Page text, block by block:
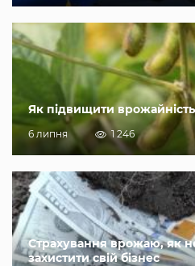
Як підвищити врожайність
6 липня 1 246
Страхування врожаю, як
захистити свій бізнес